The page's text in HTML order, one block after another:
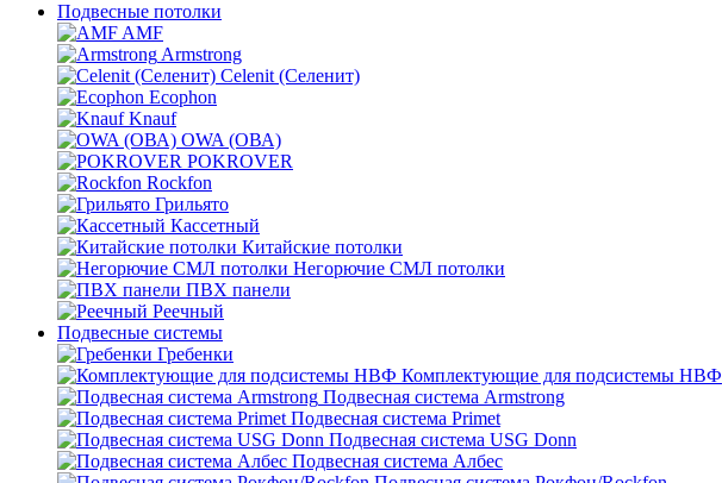
Подвесные потолки
AMF
Armstrong
Celenit (Селенит)
Ecophon
Knauf
OWA (ОВА)
POKROVER
Rockfon
Грильято
Кассетный
Китайские потолки
Негорючие СМЛ потолки
ПВХ панели
Реечный
Подвесные системы
Гребенки
Комплектующие для подсистемы НВФ
Подвесная система Armstrong
Подвесная система Primet
Подвесная система USG Donn
Подвесная система Албес